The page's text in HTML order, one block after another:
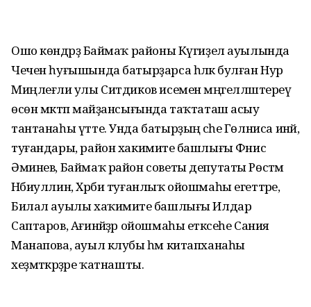
Ошо көндәрҙә Баймаҡ районы Күгиҙел ауылында
Чечен һуғышында батырҙарса һәләк булған Нур
Миңлеғәли улы Ситдиков исемен мәңгелләштереү
өсөн мәктәп майҙансығында таҡтаташ асыу
тантанаһы үтте. Унда батырҙың әсәһе Гөлниса инәй,
туғандары, район хакимиәте башлығы Фәнис
Әминев, Баймаҡ район советы депутаты Рөстәм
Нәбиуллин, Хәрби туғанлыҡ ойошмаһы егеттәре,
Билал ауылы хаҡимиәте башлығы Илдар
Саптаров, Ағинәйҙәр ойошмаһы етәксеһе Сания
Манапова, ауыл клубы һәм китапханаһы
хеҙмәткәрҙәре ҡатнашты.